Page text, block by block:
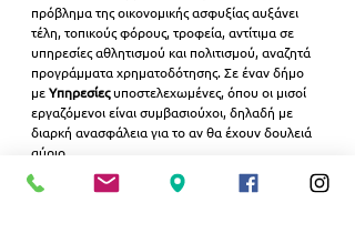
πρόβλημα της οικονομικής ασφυξίας αυξάνει
τέλη, τοπικούς φόρους, τροφεία, αντίτιμα σε
υπηρεσίες αθλητισμού και πολιτισμού, αναζητά
προγράμματα χρηματοδότησης. Σε έναν δήμο
με Υπηρεσίες υποστελεχωμένες, όπου οι μισοί
εργαζόμενοι είναι συμβασιούχοι, δηλαδή με
διαρκή ανασφάλεια για το αν θα έχουν δουλειά
αύριο.
Για όλους αυτούς τους λόγους η Λαϊκή